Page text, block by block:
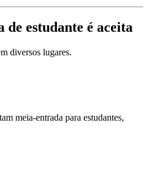
estudante é aceita
diversos lugares.
meia-entrada para estudantes,